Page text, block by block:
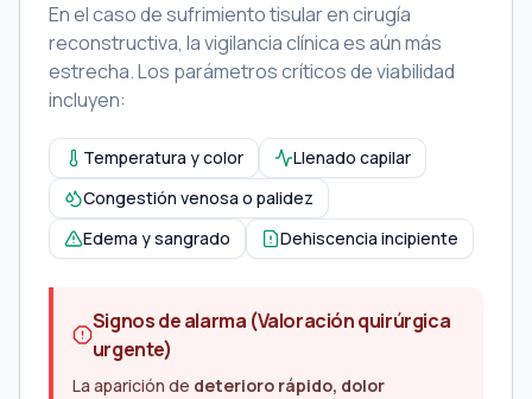
En el caso de sufrimiento tisular en cirugía
reconstructiva, la vigilancia clínica es aún más
estrecha. Los parámetros críticos de viabilidad
incluyen:
Temperatura y color
Llenado capilar
Congestión venosa o palidez
Edema y sangrado
Dehiscencia incipiente
Signos de alarma (Valoración quirúrgica
urgente)
La aparición de deterioro rápido, dolor